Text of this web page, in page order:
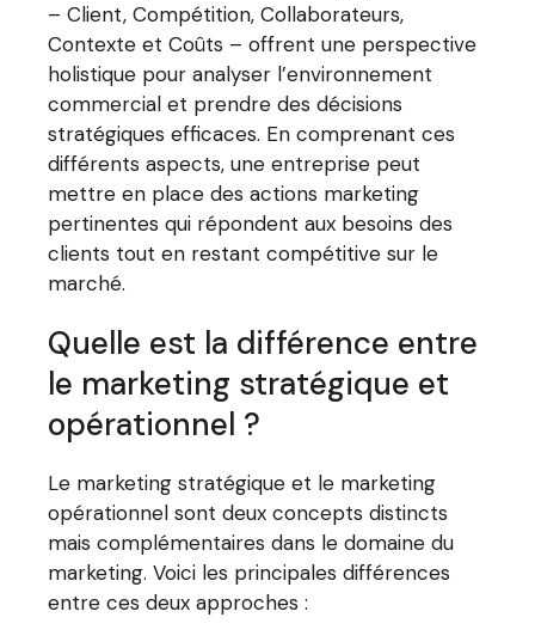
– Client, Compétition, Collaborateurs,
Contexte et Coûts – offrent une perspective
holistique pour analyser l’environnement
commercial et prendre des décisions
stratégiques efficaces. En comprenant ces
différents aspects, une entreprise peut
mettre en place des actions marketing
pertinentes qui répondent aux besoins des
clients tout en restant compétitive sur le
marché.
Quelle est la différence entre
le marketing stratégique et
opérationnel ?
Le marketing stratégique et le marketing
opérationnel sont deux concepts distincts
mais complémentaires dans le domaine du
marketing. Voici les principales différences
entre ces deux approches :